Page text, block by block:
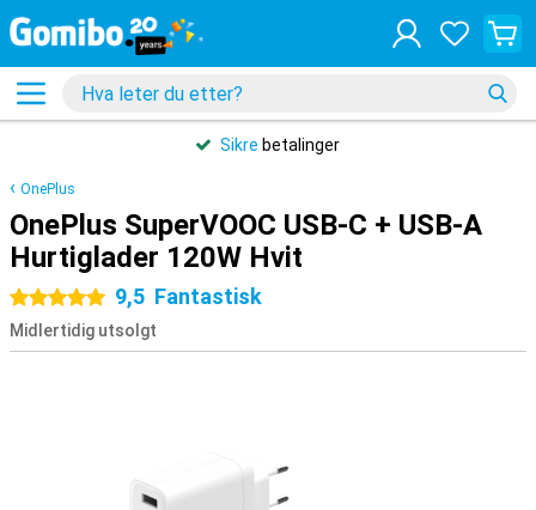
Sikre betalinger
OnePlus
OnePlus SuperVOOC USB-C + USB-A
Hurtiglader 120W Hvit
5 stjerner9,5 Fantastisk
Midlertidig utsolgt